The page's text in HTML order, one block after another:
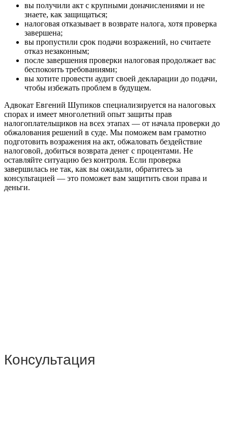
вы получили акт с крупными доначислениями и не
знаете, как защищаться;
налоговая отказывает в возврате налога, хотя проверка
завершена;
вы пропустили срок подачи возражений, но считаете
отказ незаконным;
после завершения проверки налоговая продолжает вас
беспокоить требованиями;
вы хотите провести аудит своей декларации до подачи,
чтобы избежать проблем в будущем.
Адвокат Евгений Шупиков специализируется на налоговых
спорах и имеет многолетний опыт защиты прав
налогоплательщиков на всех этапах — от начала проверки до
обжалования решений в суде. Мы поможем вам грамотно
подготовить возражения на акт, обжаловать бездействие
налоговой, добиться возврата денег с процентами. Не
оставляйте ситуацию без контроля. Если проверка
завершилась не так, как вы ожидали, обратитесь за
консультацией — это поможет вам защитить свои права и
деньги.
Консультация